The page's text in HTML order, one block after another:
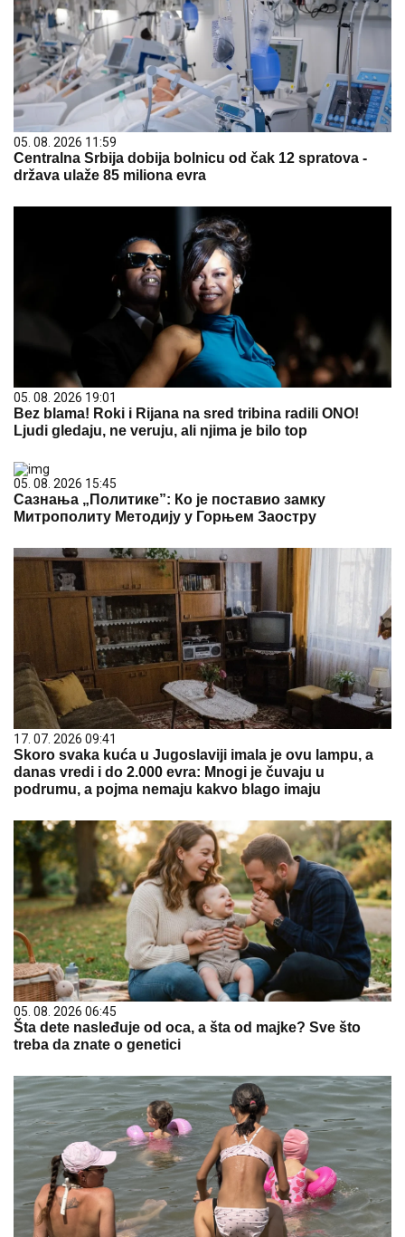
05. 08. 2026 11:59
Centralna Srbija dobija bolnicu od čak 12 spratova -
država ulaže 85 miliona evra
05. 08. 2026 19:01
Bez blama! Roki i Rijana na sred tribina radili ONO!
Ljudi gledaju, ne veruju, ali njima je bilo top
05. 08. 2026 15:45
Сазнања „Политике”: Ко је поставио замку
Митрополиту Методију у Горњем Заостру
17. 07. 2026 09:41
Skoro svaka kuća u Jugoslaviji imala je ovu lampu, a
danas vredi i do 2.000 evra: Mnogi je čuvaju u
podrumu, a pojma nemaju kakvo blago imaju
05. 08. 2026 06:45
Šta dete nasleđuje od oca, a šta od majke? Sve što
treba da znate o genetici